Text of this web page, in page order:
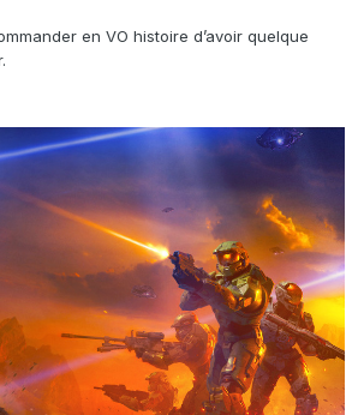
en VO histoire d’avoir quelque